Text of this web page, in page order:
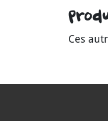
Ces